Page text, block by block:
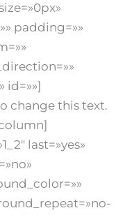
padding=»»
id=»»]
change this text.
last=»yes»